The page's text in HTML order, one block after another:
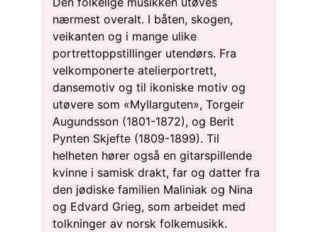
nærmest overalt. I båten, skogen,
veikanten og i mange ulike
portrettoppstillinger utendørs. Fra
velkomponerte atelierportrett,
dansemotiv og til ikoniske motiv og
utøvere som «Myllarguten», Torgeir
Augundsson (1801-1872), og Berit
Pynten Skjefte (1809-1899). Til
helheten hører også en gitarspillende
kvinne i samisk drakt, far og datter fra
den jødiske familien Maliniak og Nina
og Edvard Grieg, som arbeidet med
tolkninger av norsk folkemusikk.